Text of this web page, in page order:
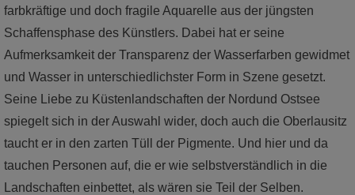
Mitarbeiter Zoologie
farbkräftige und doch fragile Aquarelle aus der jüngsten
Schaffensphase des Künstlers. Dabei hat er seine
Aufmerksamkeit der Transparenz der Wasserfarben gewidmet
und Wasser in unterschiedlichster Form in Szene gesetzt.
Seine Liebe zu Küstenlandschaften der Nordund Ostsee
spiegelt sich in der Auswahl wider, doch auch die Oberlausitz
taucht er in den zarten Tüll der Pigmente. Und hier und da
tauchen Personen auf, die er wie selbstverständlich in die
Landschaften einbettet, als wären sie Teil der Selben.